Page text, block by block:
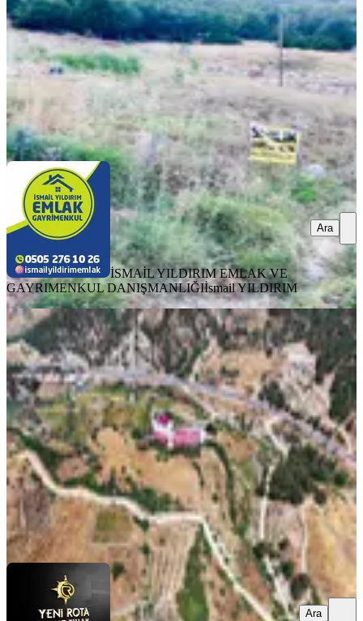
11.000.000 ₺ 11.500.000 ₺
İSMAİL YILDIRIM EMLAK VE GAYRIMENKUL
DANIŞMANLIĞI
İsmail YILDIRIM
Ara
İSMAİL YILDIRIM EMLAK VE
GAYRIMENKUL DANIŞMANLIĞIİsmail YILDIRIM
Ara
Yeni Rota Emlaktan Andırın Yolunda
Tek Tapu Satılık Bağ Yeri
Onikişubat, Yeniyapan Mahallesi
14500 m²·793/m²·31.07.2026
11.500.000 ₺
YENİ ROTA İNŞAAT EMLAKFaruk ATCI
Ara
Ara